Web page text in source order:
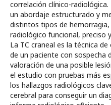
correlación clínico-
un abordaje estructurado y
distintos tipos de
radiológico funcional, preciso
La TC craneal es la técnica
de un paciente con sospecha
valoración de una posible
el estudio con pruebas más
los hallazgos radiológicos
cerebral para conseguir un